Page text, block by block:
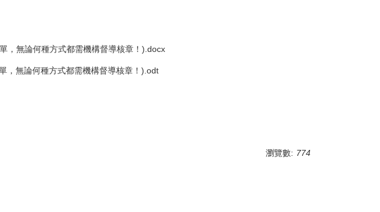
，無論何種方式都需機構督導核章！).docx
，無論何種方式都需機構督導核章！).odt
瀏覽數: 774